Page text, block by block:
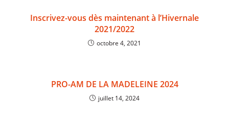
Inscrivez-vous dès maintenant à l’Hivernale
2021/2022
octobre 4, 2021
PRO-AM DE LA MADELEINE 2024
juillet 14, 2024